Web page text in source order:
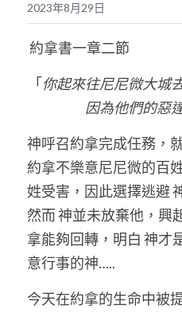
繁體中文
2023年8月29日
約拿書一章二節
「你起來往尼尼微大城
因為他們的惡
神呼召約拿完成任務，
約拿不樂意尼尼微的百
姓受害，因此選擇逃避
然而 神並未放棄他，興
拿能夠回轉，明白 神才
意行事的神…..
今天在約拿的生命中被